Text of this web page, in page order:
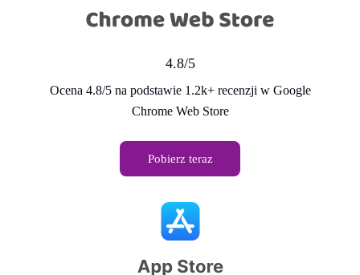
4.8/5
Ocena 4.8/5 na podstawie 1.2k+ recenzji w Google
Chrome Web Store
Pobierz teraz